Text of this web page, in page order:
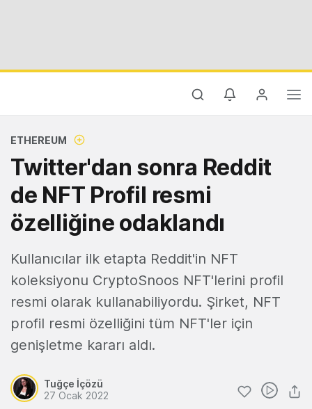
ETHEREUM
Twitter'dan sonra Reddit
de NFT Profil resmi
özelliğine odaklandı
Kullanıcılar ilk etapta Reddit'in NFT
koleksiyonu CryptoSnoos NFT'lerini profil
resmi olarak kullanabiliyordu. Şirket, NFT
profil resmi özelliğini tüm NFT'ler için
genişletme kararı aldı.
Tuğçe İçözü
27 Ocak 2022